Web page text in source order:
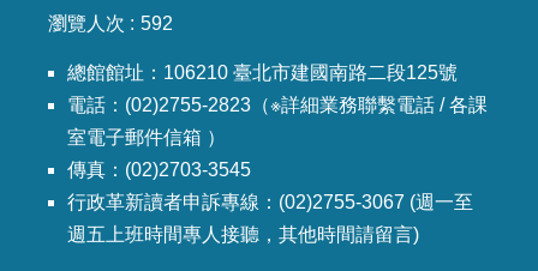
瀏覽人次
592
總館館址：106210 臺北市建國南路二段125號
電話：(02)2755-2823（※詳細業務聯繫電話 / 各課
室電子郵件信箱 ）
傳真：(02)2703-3545
行政革新讀者申訴專線：(02)2755-3067 (週一至
週五上班時間專人接聽，其他時間請留言)